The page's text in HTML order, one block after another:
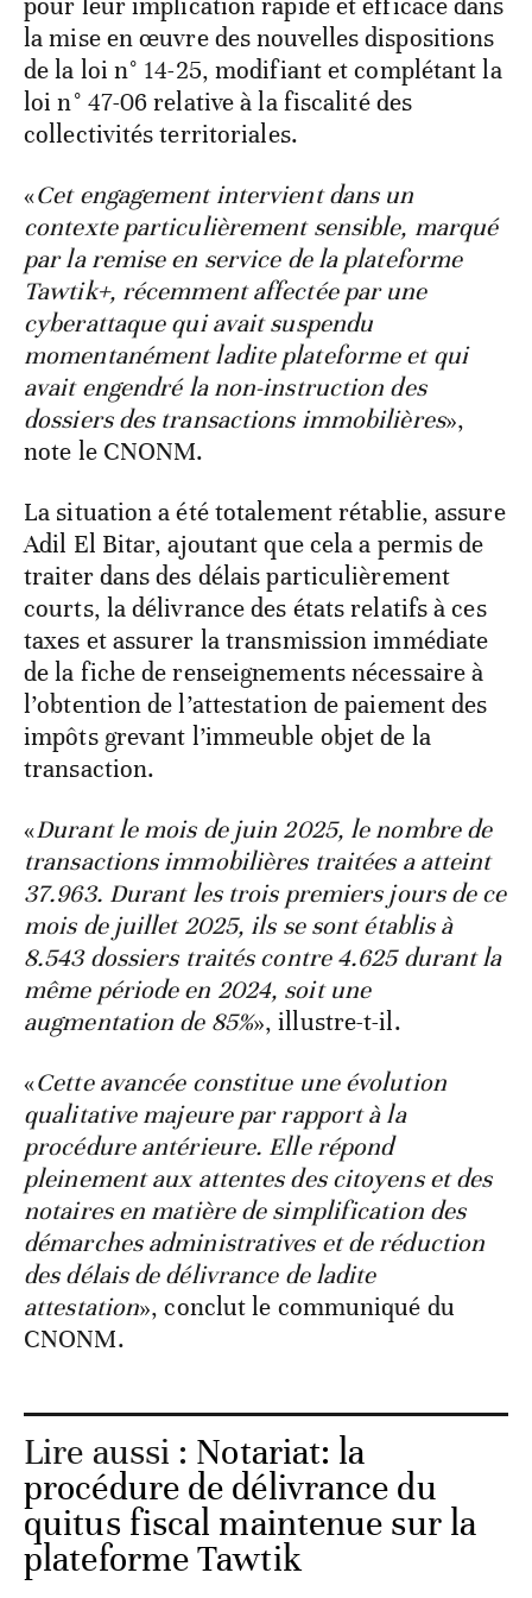
pour leur implication rapide et efficace dans
la mise en œuvre des nouvelles dispositions
de la loi n° 14-25, modifiant et complétant la
loi n° 47-06 relative à la fiscalité des
collectivités territoriales.
«Cet engagement intervient dans un
contexte particulièrement sensible, marqué
par la remise en service de la plateforme
Tawtik+, récemment affectée par une
cyberattaque qui avait suspendu
momentanément ladite plateforme et qui
avait engendré la non-instruction des
dossiers des transactions immobilières»,
note le CNONM.
La situation a été totalement rétablie, assure
Adil El Bitar, ajoutant que cela a permis de
traiter dans des délais particulièrement
courts, la délivrance des états relatifs à ces
taxes et assurer la transmission immédiate
de la fiche de renseignements nécessaire à
l’obtention de l’attestation de paiement des
impôts grevant l’immeuble objet de la
transaction.
«Durant le mois de juin 2025, le nombre de
transactions immobilières traitées a atteint
37.963. Durant les trois premiers jours de ce
mois de juillet 2025, ils se sont établis à
8.543 dossiers traités contre 4.625 durant la
même période en 2024, soit une
augmentation de 85%», illustre-t-il.
«Cette avancée constitue une évolution
qualitative majeure par rapport à la
procédure antérieure. Elle répond
pleinement aux attentes des citoyens et des
notaires en matière de simplification des
démarches administratives et de réduction
des délais de délivrance de ladite
attestation», conclut le communiqué du
CNONM.
Lire aussi : Notariat: la
procédure de délivrance du
quitus fiscal maintenue sur la
plateforme Tawtik